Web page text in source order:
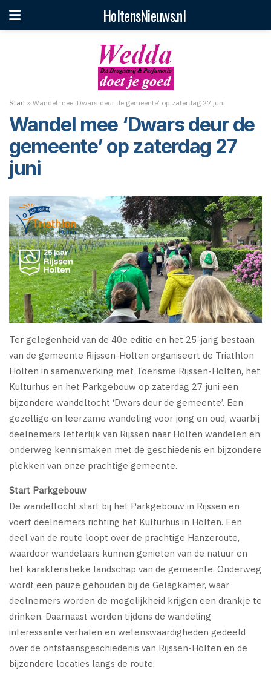
HoltensNieuws.nl
Start » Wandel mee ‘Dwars deur de gemeente’ op zaterdag 27 juni
Wandel mee ‘Dwars deur de
gemeente’ op zaterdag 27
juni
Ter gelegenheid van de 40e editie en het 25-jarig bestaan
van de gemeente Rijssen-Holten organiseert de Triathlon
Holten in samenwerking met Toerisme Rijssen-Holten, het
Kulturhus en het Parkgebouw op zaterdag 27 juni een
bijzondere wandeltocht ‘Dwars deur de gemeente’. Een
gezellige en leerzame wandeling voor jong en oud, waarbij
deelnemers letterlijk van Rijssen naar Holten wandelen en
onderweg kennismaken met de geschiedenis en bijzondere
plekken van onze prachtige gemeente.
Start Parkgebouw
De wandeltocht start bij het Parkgebouw in Rijssen en
voert deelnemers richting het Kulturhus in Holten. Een
deel van de route loopt over de prachtige Hanzeroute,
waardoor wandelaars kunnen genieten van de natuur en
het karakteristieke landschap van de gemeente. Onderweg
wordt een pauze gehouden bij de Gelagkamer, waar
deelnemers worden de mogelijkheid krijgen een drankje te
drinken. Daarnaast worden tijdens de wandeling
interessante verhalen en wetenswaardigheden gedeeld
over de ontstaansgeschiedenis van Rijssen-Holten en de
bijzondere locaties langs de route.